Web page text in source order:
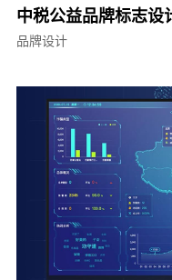
中税公益品牌标志设
品牌设计